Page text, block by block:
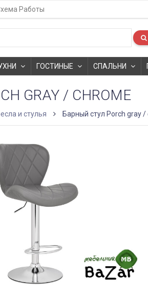
Работы
ГОСТИНЫЕ СПАЛЬНИ
GRAY / CHROME
и стулья Барный стул Porch gray /